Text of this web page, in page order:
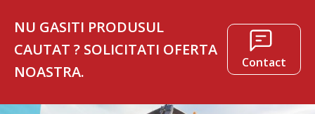
NU GASITI PRODUSUL
CAUTAT ? SOLICITATI OFERTA
NOASTRA.
Contact